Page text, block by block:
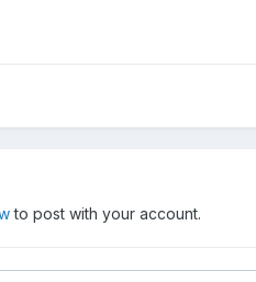
to post with your account.